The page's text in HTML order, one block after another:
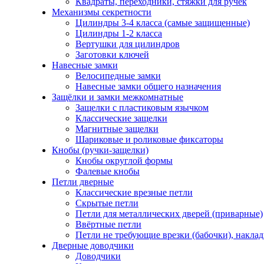
Механизмы секретности
Цилиндры 3-4 класса (самые защищенные)
Цилиндры 1-2 класса
Вертушки для цилиндров
Заготовки ключей
Навесные замки
Велосипедные замки
Навесные замки общего назначения
Защёлки и замки межкомнатные
Защелки с пластиковым язычком
Классические защелки
Магнитные защелки
Шариковые и роликовые фиксаторы
Кнобы (ручки-защелки)
Кнобы округлой формы
Фалевые кнобы
Петли дверные
Классические врезные петли
Скрытые петли
Петли для металлических дверей (приварные)
Ввёртные петли
Петли не требующие врезки (бабочки),
Дверные доводчики
Доводчики